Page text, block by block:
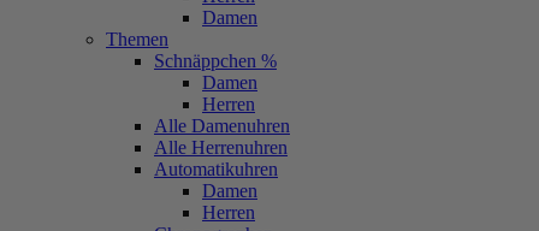
Damen
Themen
Schnäppchen %
Damen
Herren
Alle Damenuhren
Alle Herrenuhren
Automatikuhren
Damen
Herren